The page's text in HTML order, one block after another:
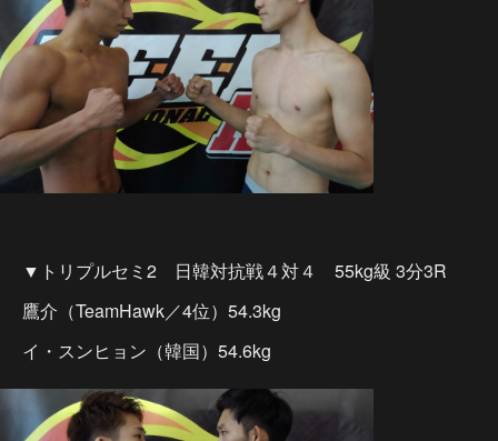
▼トリプルセミ2 日韓対抗戦４対４ 55kg級 3分3R
鷹介（TeamHawk／4位）54.3kg
イ・スンヒョン（韓国）54.6kg